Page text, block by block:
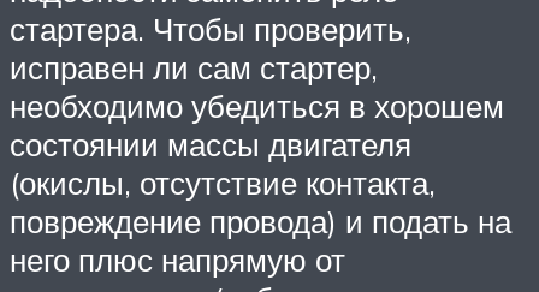
стартера. Чтобы проверить,
исправен ли сам стартер,
необходимо убедиться в хорошем
состоянии массы двигателя
(окислы, отсутствие контакта,
повреждение провода) и подать на
него плюс напрямую от